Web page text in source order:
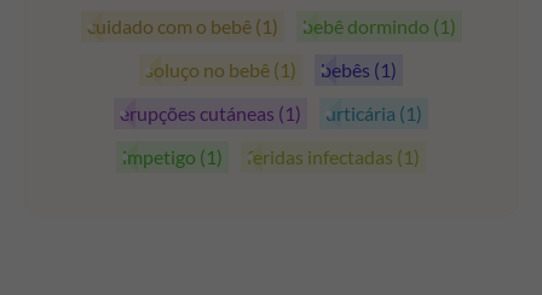
cuidado com o bebê (1) bebê dormindo (1)
soluço no bebê (1) bebês (1)
erupções cutáneas (1) urticária (1)
impetigo (1) feridas infectadas (1)